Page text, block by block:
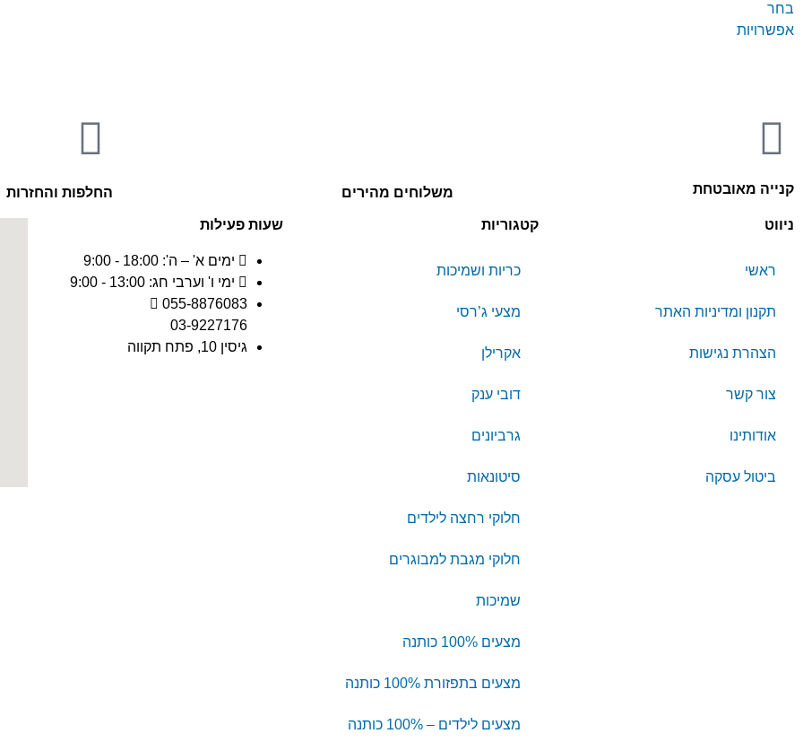
בחר
אפשרויות
קנייה מאובטחת משלוחים מהירים החלפות והחזרות
ניווט
ראשי
תקנון ומדיניות האתר
הצהרת נגישות
צור קשר
אודותינו
ביטול עסקה
קטגוריות
כריות ושמיכות
מצעי ג’רסי
אקרילן
דובי ענק
גרביונים
סיטונאות
חלוקי רחצה לילדים
חלוקי מגבת למבוגרים
שמיכות
מצעים 100% כותנה
מצעים בתפזורת 100% כותנה
מצעים לילדים – 100% כותנה
שעות פעילות
ימים א' – ה': 18:00 - 9:00
ימי ו' וערבי חג: 13:00 - 9:00
055-8876083
03-9227176
גיסין 10, פתח תקווה